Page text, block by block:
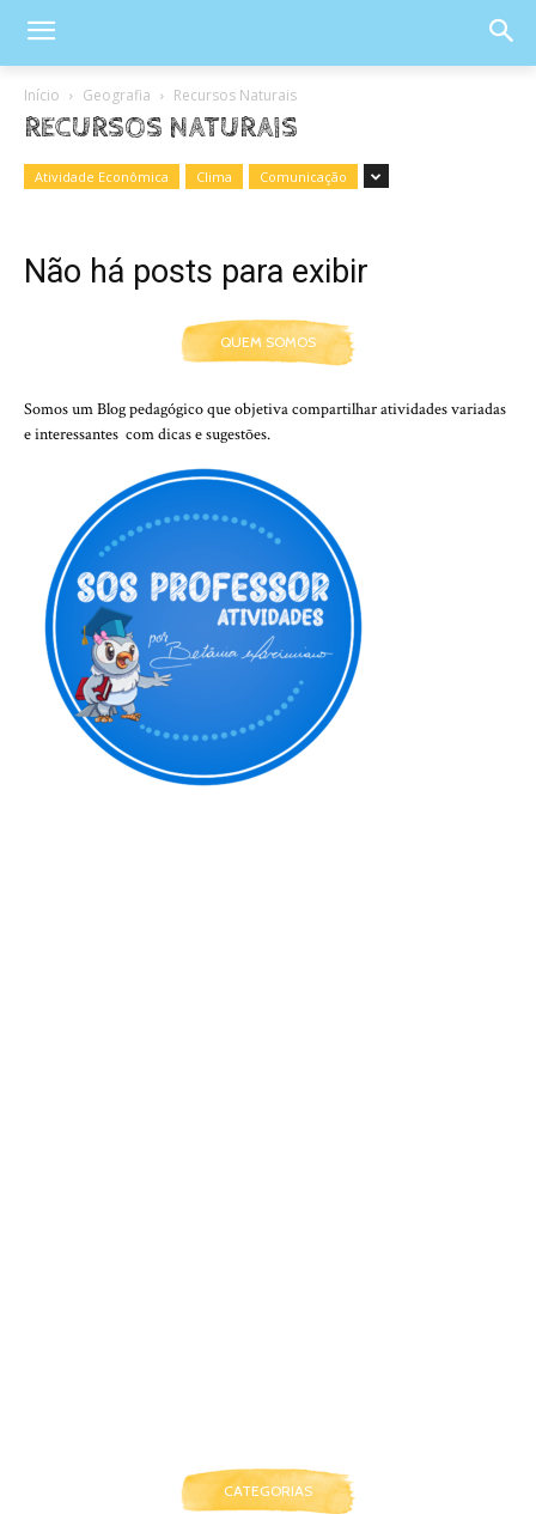
Início Geografia Recursos Naturais
RECURSOS NATURAIS
Atividade Econômica Clima Comunicação
Não há posts para exibir
QUEM SOMOS
Somos um Blog pedagógico que objetiva compartilhar atividades variadas
e interessantes com dicas e sugestões.
CATEGORIAS